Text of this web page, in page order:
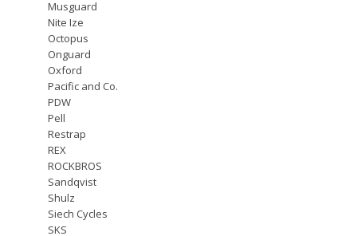
Musguard
Nite Ize
Octopus
Onguard
Oxford
Pacific and Co.
PDW
Pell
Restrap
REX
ROCKBROS
Sandqvist
Shulz
Siech Cycles
SKS